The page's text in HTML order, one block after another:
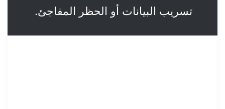
تسريب البيانات أو الحظر المفاجئ.